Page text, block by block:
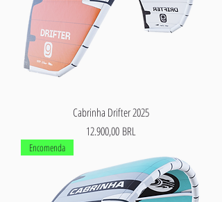
Cabrinha Drifter 2025
Precio
12.900,00 BRL
Encomenda